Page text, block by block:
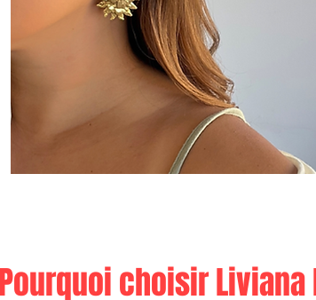
Pourquoi choisir Liviana